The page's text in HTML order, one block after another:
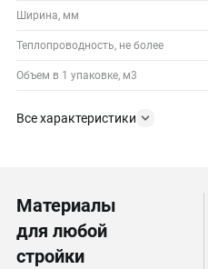
Ширина, мм
Теплопроводность, не более
Объем в 1 упаковке, м3
Все характеристики
Материалы
для любой
стройки